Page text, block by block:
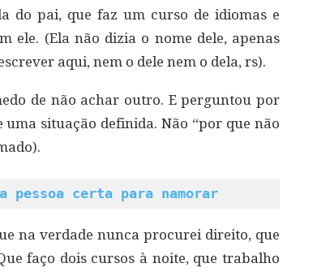
do pai, que faz um curso de idiomas e
ele. (Ela não dizia o nome dele, apenas
aqui, nem o dele nem o dela, rs).
de não achar outro. E perguntou por
uma situação definida. Não “por que não
pessoa certa para namorar
na verdade nunca procurei direito, que
faço dois cursos à noite, que trabalho